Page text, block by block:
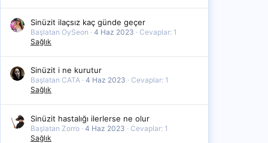
Sinüzit ilaçsız kaç günde geçer
Başlatan OySeon 4 Haz 2023
Cevaplar: 1
Sağlık
Sinüzit i ne kurutur
Başlatan CATA 4 Haz 2023
Cevaplar: 1
Sağlık
Sinüzit hastalığı ilerlerse ne olur
Başlatan Zorro 4 Haz 2023
Cevaplar: 1
Sağlık